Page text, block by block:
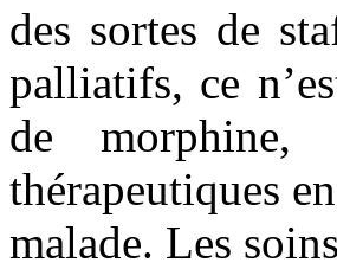
des sortes de
palliatifs, ce
de morphine,
thérapeutiques
malade. Les